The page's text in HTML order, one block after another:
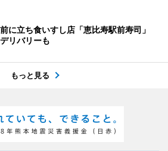
に立ち食いすし店「恵比寿駅前寿司」
リバリーも
もっと見る